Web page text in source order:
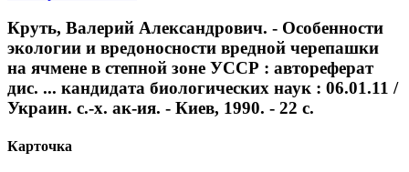
Круть, Валерий Александрович. - Особенности
экологии и вредоносности вредной черепашки
на ячмене в степной зоне УССР : автореферат
дис. ... кандидата биологических наук : 06.01.11 /
Украин. с.-х. ак-ия. - Киев, 1990. - 22 с.
Карточка